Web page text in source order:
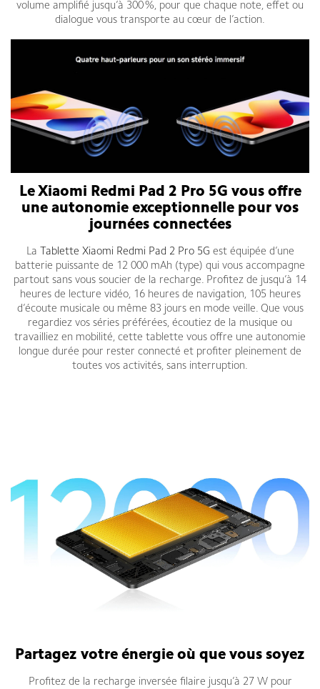
volume amplifié jusqu’à 300 %, pour que chaque note, effet ou
dialogue vous transporte au cœur de l’action.
Le Xiaomi Redmi Pad 2 Pro 5G vous offre
une autonomie exceptionnelle pour vos
journées connectées
La Tablette Xiaomi Redmi Pad 2 Pro 5G est équipée d’une
batterie puissante de 12 000 mAh (type) qui vous accompagne
partout sans vous soucier de la recharge. Profitez de jusqu’à 14
heures de lecture vidéo, 16 heures de navigation, 105 heures
d’écoute musicale ou même 83 jours en mode veille. Que vous
regardiez vos séries préférées, écoutiez de la musique ou
travailliez en mobilité, cette tablette vous offre une autonomie
longue durée pour rester connecté et profiter pleinement de
toutes vos activités, sans interruption.
Partagez votre énergie où que vous soyez
Profitez de la recharge inversée filaire jusqu’à 27 W pour